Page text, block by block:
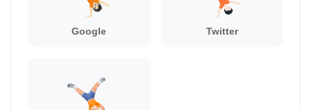
Google Twitter